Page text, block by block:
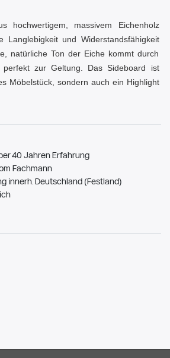
hochwertigem, massivem Eichenholz
Langlebigkeit und Widerstandsfähigkeit
natürliche Ton der Eiche kommt durch
zur Geltung. Das Sideboard ist
Möbelstück, sondern auch ein Highlight
40 Jahren Erfahrung
Fachmann
innerh. Deutschland (Festland)